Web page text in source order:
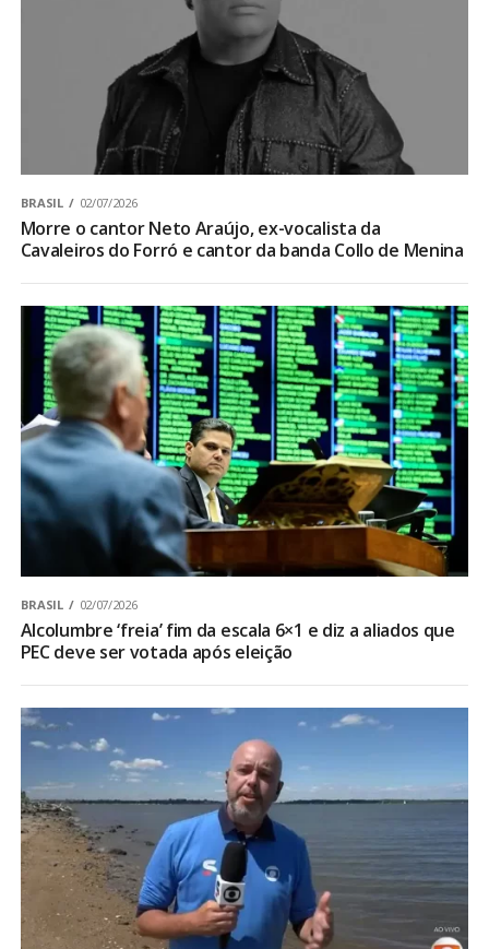
BRASIL 02/07/2026
Morre o cantor Neto Araújo, ex-vocalista da
Cavaleiros do Forró e cantor da banda Collo de Menina
BRASIL 02/07/2026
Alcolumbre ‘freia’ fim da escala 6×1 e diz a aliados que
PEC deve ser votada após eleição